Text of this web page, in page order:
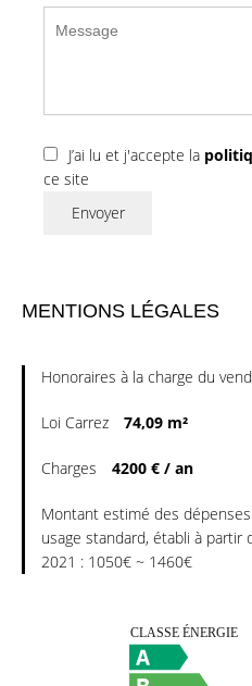
J’ai lu et j'accepte la
ce site
Envoyer
MENTIONS LÉGALES
Honoraires à la charge du
Loi Carrez 74,09 m²
Charges 4200 € / an
Montant estimé des
usage standard, établi à
2021 : 1050€ ~ 1460€